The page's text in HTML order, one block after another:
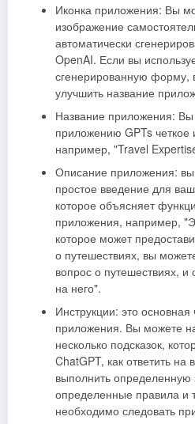
Иконка приложения: Вы
изображение
автоматически
OpenAI. Если вы
сгенерированную форму,
улучшить название
Название приложения:
приложению GPTs четкое
например, "Travel
Описание приложения:
простое введение для
которое объясняет
приложения, например,
которое может
о путешествиях, вы
вопрос о путешествиях, и
на него".
Инструкции: это основная
приложения. Вы можете
несколько подсказок,
ChatGPT, как ответить на
выполнить
определенные правила и
необходимо следовать